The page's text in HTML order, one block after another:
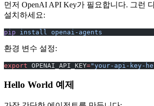
먼저 OpenAI API Key가 필요합니다. 그런
설치하세요:
pip install openai-agents
환경 변수 설정:
export OPENAI_API_KEY="your-api-key-
Hello World 예제